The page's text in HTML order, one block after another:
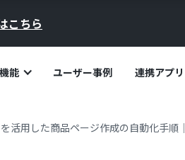
こちら
機能 ユーザー事例 連携アプリ
活用した商品ページ作成の自動化手順